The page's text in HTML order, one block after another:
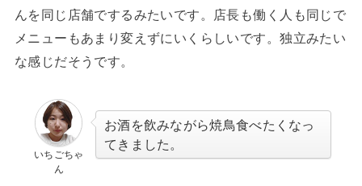
んを同じ店舗でするみたいです。店長も働く人も同じで
メニューもあまり変えずにいくらしいです。独立みたい
な感じだそうです。
いちごちゃ
ん
お酒を飲みながら焼鳥食べたくなっ
てきました。